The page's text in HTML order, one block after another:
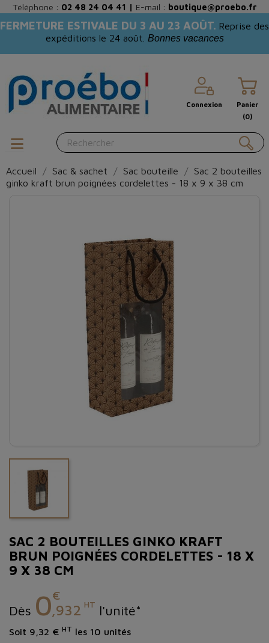
Téléphone : 02 48 24 04 41 | E-mail : boutique@proebo.fr
FERMETURE ESTIVALE DU 3 AU 23 AOÛT. Reprise des
expéditions le 24 août. Bonnes vacances
Connexion
Panier
(0)
Accueil Sac & sachet Sac bouteille
Sac 2 bouteilles
ginko kraft brun poignées cordelettes - 18 x 9 x 38 cm
SAC 2 BOUTEILLES GINKO KRAFT
BRUN POIGNÉES CORDELETTES - 18 X
9 X 38 CM
Dès 0€
,932 HT l'unité*
Soit 9,32 € HT les 10 unités